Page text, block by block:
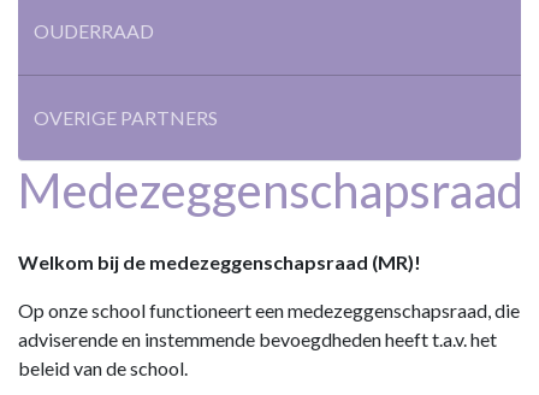
OUDERRAAD
OVERIGE PARTNERS
Medezeggenschapsraad
Welkom bij de medezeggenschapsraad (MR)!
Op onze school functioneert een medezeggenschapsraad, die
adviserende en instemmende bevoegdheden heeft t.a.v. het
beleid van de school.